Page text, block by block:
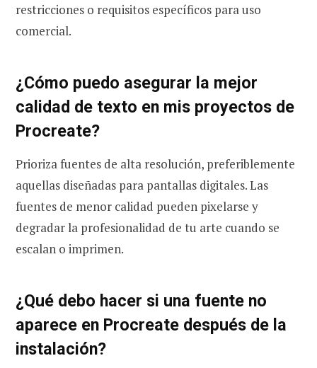
restricciones o requisitos específicos para uso
comercial.
¿Cómo puedo asegurar la mejor
calidad de texto en mis proyectos de
Procreate?
Prioriza fuentes de alta resolución, preferiblemente
aquellas diseñadas para pantallas digitales. Las
fuentes de menor calidad pueden pixelarse y
degradar la profesionalidad de tu arte cuando se
escalan o imprimen.
¿Qué debo hacer si una fuente no
aparece en Procreate después de la
instalación?